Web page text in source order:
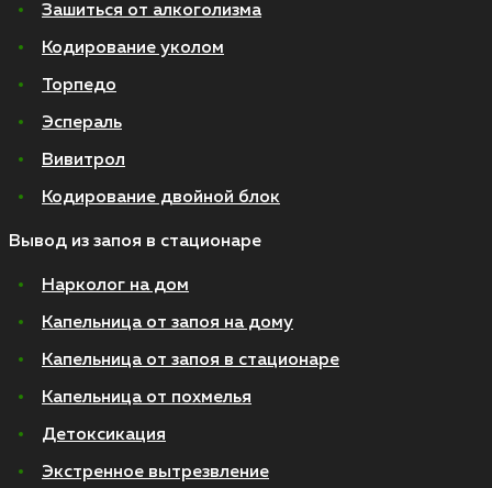
Зашиться от алкоголизма
Кодирование уколом
Торпедо
Эспераль
Вивитрол
Кодирование двойной блок
Вывод из запоя в стационаре
Нарколог на дом
Капельница от запоя на дому
Капельница от запоя в стационаре
Капельница от похмелья
Детоксикация
Экстренное вытрезвление